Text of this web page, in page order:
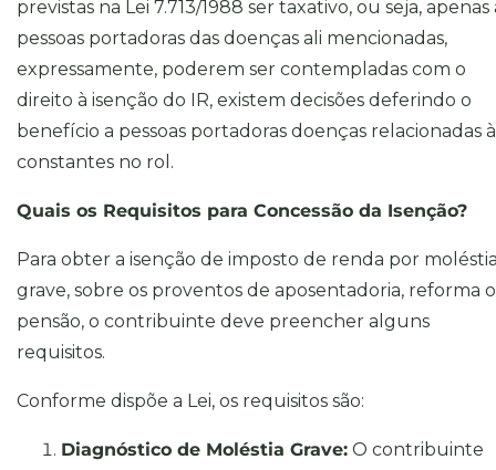
previstas na Lei 7.713/1988 ser taxativo, ou seja, apenas
pessoas portadoras das doenças ali mencionadas,
expressamente, poderem ser contempladas com o
direito à isenção do IR, existem decisões deferindo o
benefício a pessoas portadoras doenças relacionadas
constantes no rol.
Quais os Requisitos para Concessão da Isenção?
Para obter a isenção de imposto de renda por
grave, sobre os proventos de aposentadoria, reforma
pensão, o contribuinte deve preencher alguns
requisitos.
Conforme dispõe a Lei, os requisitos são:
Diagnóstico de Moléstia Grave: O contribuinte